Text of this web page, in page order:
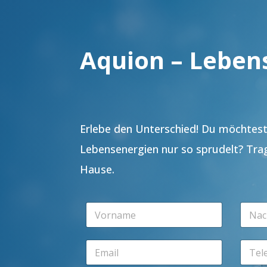
Aquion –
Erlebe den Unterschied! Du
Lebensenergien nur so sprudelt?
Hause.
V
r
n
m
N
c
h
a
E
T